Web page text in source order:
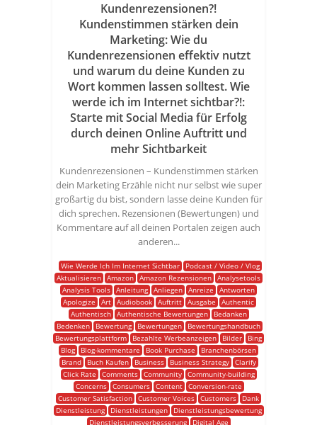
Kundenrezensionen?!
Kundenstimmen stärken dein
Marketing: Wie du
Kundenrezensionen effektiv nutzt
und warum du deine Kunden zu
Wort kommen lassen solltest. Wie
werde ich im Internet sichtbar?!:
Starte mit Social Media für Erfolg
durch deinen Online Auftritt und
mehr Sichtbarkeit
Kundenrezensionen – Kundenstimmen stärken
dein Marketing Erzähle nicht nur selbst wie super
großartig du bist, sondern lasse deine Kunden für
dich sprechen. Rezensionen (Bewertungen) und
Kommentare auf all deinen Portalen zeigen auch
anderen...
Wie Werde Ich Im Internet Sichtbar
Podcast / Video / Vlog
Aktualisieren Amazon Amazon Rezensionen Analysetools
Analysis Tools Anleitung Anliegen Anreize
Antworten
Apologize
Art Audiobook Auftritt Ausgabe
Authentic
Authentisch
Authentische Bewertungen
Bedanken
Bedenken
Bewertung Bewertungen
Bewertungshandbuch
Bewertungsplattform
Bezahlte Werbeanzeigen Bilder
Bing
Blog
Blog-kommentare Book Purchase
Branchenbörsen
Brand
Buch Kaufen Business Business Strategy
Clarify
Click Rate
Comments Community
Community-building
Concerns
Consumers Content
Conversion-rate
Customer Satisfaction Customer Voices Customers
Dank
Dienstleistung
Dienstleistungen
Dienstleistungsbewertung
Dienstleistungsverbesserung
Digital Age